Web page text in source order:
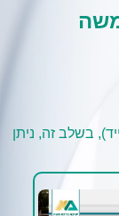
בשלב זה, ניתן